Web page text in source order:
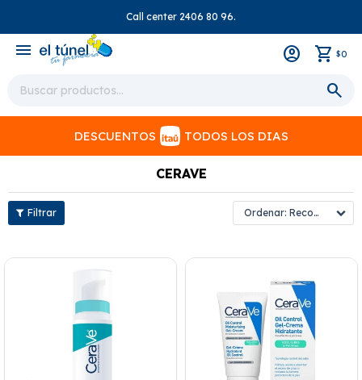
Call center 2406 80 96.
menu $0
DESCUENTOS TODOS LOS DIAS
CERAVE
Recomendados
close